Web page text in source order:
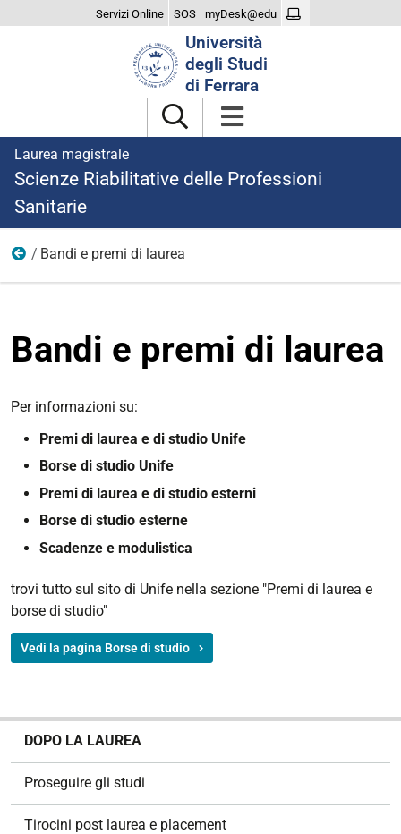
Servizi Online SOS myDesk@edu
Università
degli Studi
di Ferrara
Laurea magistrale
Scienze Riabilitative delle Professioni
Sanitarie
Dopo la laurea
Bandi e premi di laurea
Bandi e premi di laurea
Per informazioni su:
Premi di laurea e di studio Unife
Borse di studio Unife
Premi di laurea e di studio esterni
Borse di studio esterne
Scadenze e modulistica
trovi tutto sul sito di Unife nella sezione "Premi di laurea e
borse di studio"
Vedi la pagina Borse di studio
DOPO LA LAUREA
Proseguire gli studi
Tirocini post laurea e placement